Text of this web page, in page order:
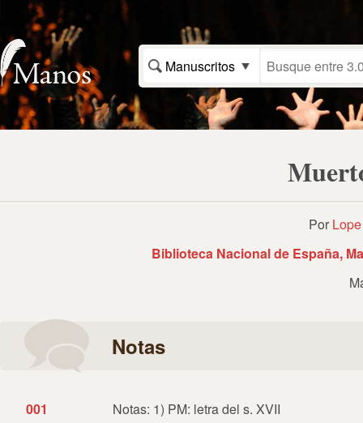
Manuscritos
Por
Biblioteca Nacional de España,
Notas
001
Notas: 1) PM: letra del s. XVII